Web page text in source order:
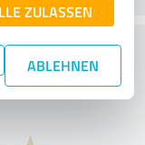
ZULASSEN
ABLEHNEN
das